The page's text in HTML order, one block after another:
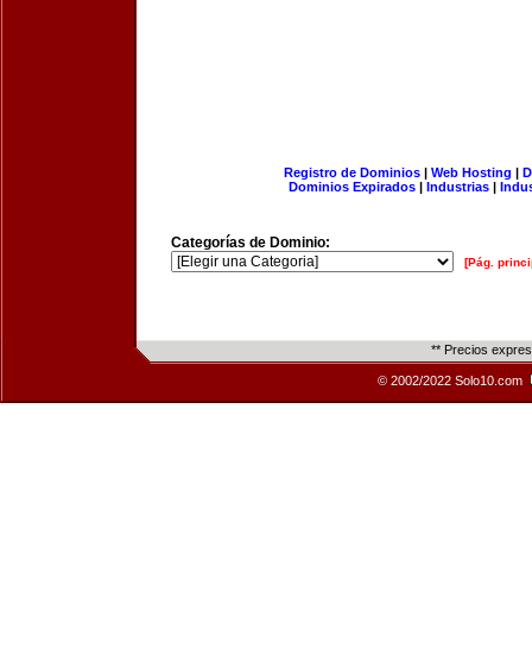
Registro de Dominios| Web Hosting |
Dominios Expirados | Industrias |
Categorías de Dominio:
[Pág.
** Precios
© 2002/2022 Solo10.com